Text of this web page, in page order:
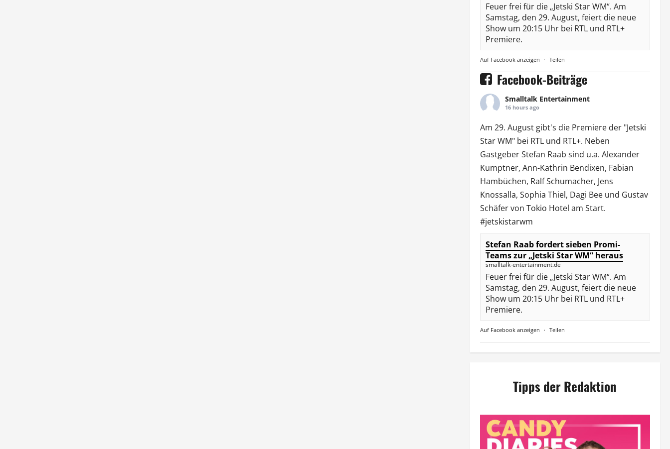
Feuer frei für die „Jetski Star WM“. Am
Samstag, den 29. August, feiert die neue
Show um 20:15 Uhr bei RTL und RTL+
Premiere.
Auf Facebook anzeigen · Teilen
Facebook-Beiträge
Smalltalk Entertainment
16 hours ago
Am 29. August gibt's die Premiere der "Jetski
Star WM" bei RTLund RTL+. Neben
Gastgeber Stefan Raab sind u.a. Alexander
Kumptner, Ann-Kathrin Bendixen, Fabian
Hambüchen, Ralf Schumacher, Jens
Knossalla, Sophia Thiel, Dagi Beeund Gustav
Schäfer von Tokio Hotel am Start.
#jetskistarwm
Stefan Raab fordert sieben Promi-
Teams zur „Jetski Star WM“ heraus
smalltalk-entertainment.de
Feuer frei für die „Jetski Star WM“. Am
Samstag, den 29. August, feiert die neue
Show um 20:15 Uhr bei RTL und RTL+
Premiere.
Auf Facebook anzeigen · Teilen
Tipps der Redaktion